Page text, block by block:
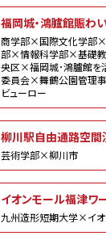
福岡城・鴻臚館賑わ
商学部×国際文化学部
部×情報科学部×基礎
央区×福岡城･鴻臚館を
委員会×舞鶴公園管理
ビューロー
柳川駅自由通路空間
芸術学部×柳川市
イオンモール福津ワ
九州造形短期大学×イオ